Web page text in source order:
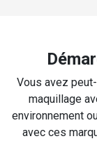
Vous avez
maquillage
environnement
avec ces